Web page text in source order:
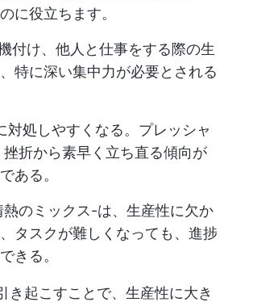
に役立ちます。
付け、他人と仕事をする際の生
特に深い集中力が必要とされる
処しやすくなる。 プレッシャ
折から素早く立ち直る傾向が
ある。
のミックス-は、生産性に欠か
タスクが難しくなっても、進捗
きる。
き起こすことで、生産性に大き